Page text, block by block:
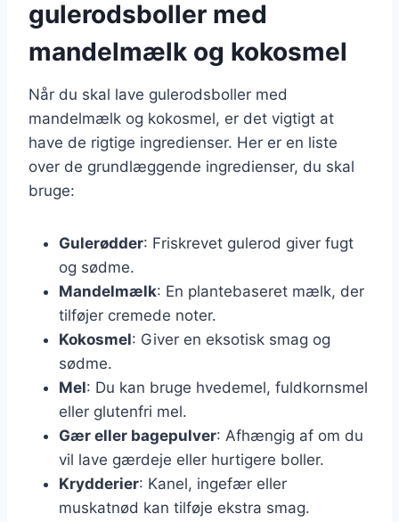
gulerodsboller med
mandelmælk og kokosmel
Når du skal lave gulerodsboller med
mandelmælk og kokosmel, er det vigtigt at
have de rigtige ingredienser. Her er en liste
over de grundlæggende ingredienser, du skal
bruge:
Gulerødder: Friskrevet gulerod giver fugt
og sødme.
Mandelmælk: En plantebaseret mælk, der
tilføjer cremede noter.
Kokosmel: Giver en eksotisk smag og
sødme.
Mel: Du kan bruge hvedemel, fuldkornsmel
eller glutenfri mel.
Gær eller bagepulver: Afhængig af om du
vil lave gærdeje eller hurtigere boller.
Krydderier: Kanel, ingefær eller
muskatnød kan tilføje ekstra smag.